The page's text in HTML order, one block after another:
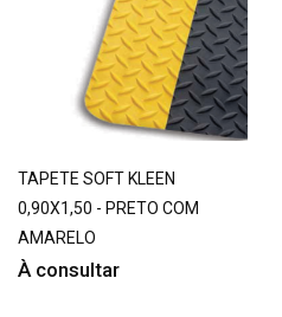
TAPETE SOFT KLEEN
0,90X1,50 - PRETO COM
AMARELO
À consultar